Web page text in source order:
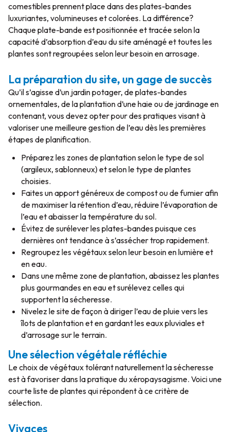
comestibles prennent place dans des plates-bandes
luxuriantes, volumineuses et colorées. La différence?
Chaque plate-bande est positionnée et tracée selon la
capacité d’absorption d’eau du site aménagé et toutes les
plantes sont regroupées selon leur besoin en arrosage.
La préparation du site, un gage de succès
Qu’il s’agisse d’un jardin potager, de plates-bandes
ornementales, de la plantation d’une haie ou de jardinage en
contenant, vous devez opter pour des pratiques visant à
valoriser une meilleure gestion de l’eau dès les premières
étapes de planification.
Préparez les zones de plantation selon le type de sol
(argileux, sablonneux) et selon le type de plantes
choisies.
Faites un apport généreux de compost ou de fumier afin
de maximiser la rétention d’eau, réduire l’évaporation de
l’eau et abaisser la température du sol.
Évitez de surélever les plates-bandes puisque ces
dernières ont tendance à s’assécher trop rapidement.
Regroupez les végétaux selon leur besoin en lumière et
en eau.
Dans une même zone de plantation, abaissez les plantes
plus gourmandes en eau et surélevez celles qui
supportent la sécheresse.
Nivelez le site de façon à diriger l’eau de pluie vers les
îlots de plantation et en gardant les eaux pluviales et
d’arrosage sur le terrain.
Une sélection végétale réfléchie
Le choix de végétaux tolérant naturellement la sécheresse
est à favoriser dans la pratique du xéropaysagisme. Voici une
courte liste de plantes qui répondent à ce critère de
sélection.
Vivaces